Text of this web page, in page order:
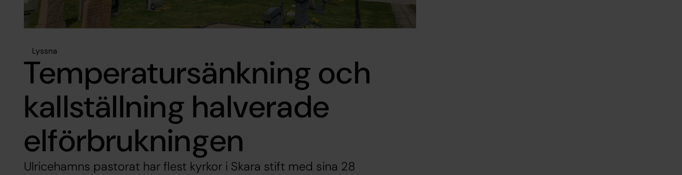
Lyssna
Temperatursänkning och
kallställning halverade
elförbrukningen
Ulricehamns pastorat har flest kyrkor i Skara stift med sina 28